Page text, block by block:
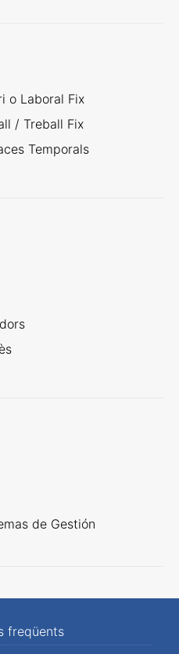
o Laboral Fix
/ Treball Fix
Temporals
de Gestión
freqüents